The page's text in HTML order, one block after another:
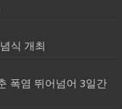
식 개최
폭염 뛰어넘어 3일간